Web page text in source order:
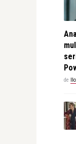
de